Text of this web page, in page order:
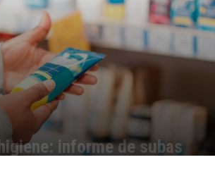
informe de subas